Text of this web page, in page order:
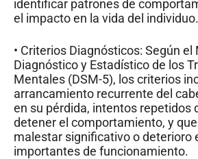
identificar patrones de
el impacto en la vida del individuo.
• Criterios Diagnósticos: Según el
Diagnóstico y Estadístico de los
Mentales (DSM-5), los criterios
arrancamiento recurrente del
en su pérdida, intentos repetidos
detener el comportamiento, y
malestar significativo o deterioro
importantes de funcionamiento.